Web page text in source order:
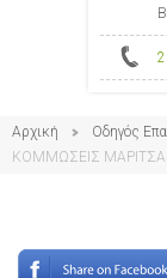
Αρχική Οδηγός
ΚΟΜΜΩΣΕΙΣ ΜΑΡΙΤΣΑ